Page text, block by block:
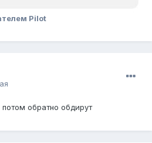
Pilot
обратно обдирут